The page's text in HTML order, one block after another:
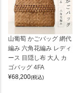
山葡萄 かごバッグ 網代
編み 六角花編み レディ
ース 目隠し布 大人 カ
ゴバッグ 4FA
¥68,200(税込)